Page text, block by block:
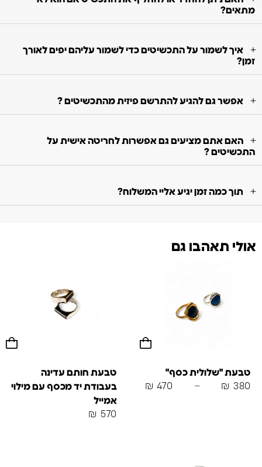
מתאים?
איך לשמור על התכשיטים כדי לשמור עליהם יפים לאורך
זמן?
אפשר גם להגיע להתרשם פיזית מהתכשיטים ?
האם אתם מציעים גם אפשרות לחריטה אישית על
התכשיטים ?
תוך כמה זמן יגיע אליי המשלוח?
אולי תאהבו גם
טבעת "שלולית כסף"
₪ 380
–
₪ 470
טבעת חותם עדינה
בעבודת יד מכסף עם מילוי
אמייל
₪ 570